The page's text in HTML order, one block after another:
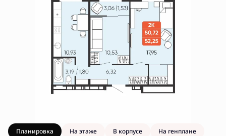
Планировка На этаже В корпусе На генплане